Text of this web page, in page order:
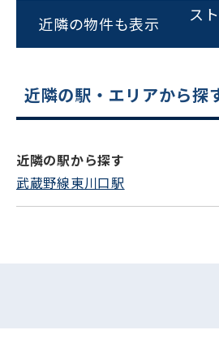
スムーズにご案内で
0120-
近隣の物件も表示
ス
近隣の駅・エリアから探
近隣の駅から探す
武蔵野線東川口駅